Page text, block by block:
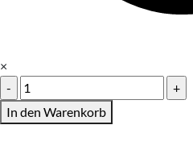
×
T-
Shirt
Neondruck
In den Warenkorb